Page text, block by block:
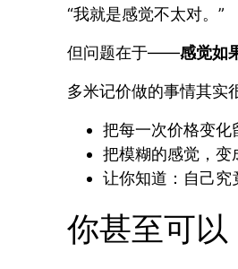
“我就是感觉不太对。”
但问题在于——感觉如
多米记价做的事情其实
把每一次价格变化
把模糊的感觉，变
让你知道：自己究
你甚至可以